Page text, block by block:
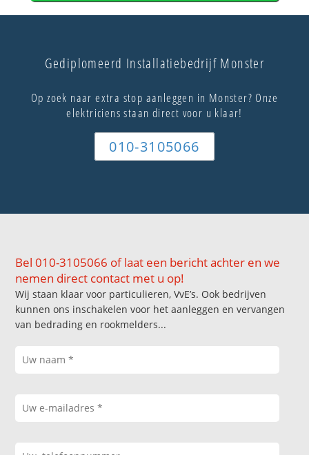
Gediplomeerd Installatiebedrijf Monster
Op zoek naar extra stop aanleggen in Monster? Onze
elektriciens staan direct voor u klaar!
010-3105066
Bel 010-3105066 of laat een bericht achter en we
nemen direct contact met u op!
Wij staan klaar voor particulieren, VvE’s. Ook bedrijven
kunnen ons inschakelen voor het aanleggen en vervangen
van bedrading en rookmelders...